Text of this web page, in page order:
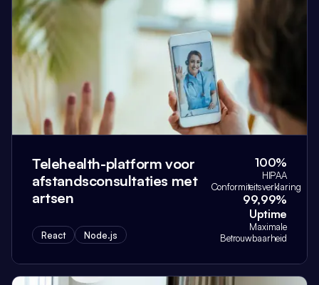
Telehealth-platform voor
afstandsconsultaties met
artsen
React Node.js
100%
HIPAA
Conformiteitsverklaring
99,99%
Uptime
Maximale
Betrouwbaarheid